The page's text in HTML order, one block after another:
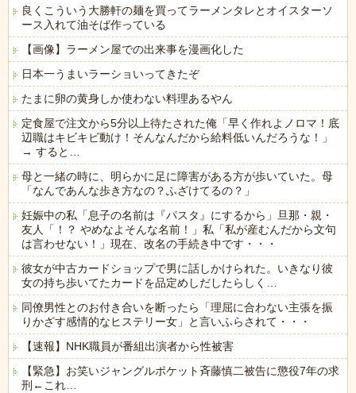
良くこういう大勝軒の麺を買ってラーメンタレとオイスターソ
ース入れて油そば作っている
【画像】ラーメン屋での出来事を漫画化した
日本一うまいラーショいってきたぞ
たまに卵の黄身しか使わない料理あるやん
定食屋で注文から5分以上待たされた俺「早く作れよノロマ！底
辺職はキビキビ動け！そんなんだから給料低いんだろうな！」
→ すると…
母と一緒の時に、明らかに足に障害がある方が歩いていた。母
「なんであんな歩き方なの？ふざけてるの？」
妊娠中の私「息子の名前は『パスタ』にするから」旦那・親・
友人「！？ やめなよそんな名前！」私「私が産むんだから文句
は言わせない！」現在、改名の手続き中です・・・
彼女が中古カードショップで男に話しかけられた。いきなり彼
女の持ち歩いてたカードを品定めしだしたらしく…
同僚男性とのお付き合いを断ったら「理屈に合わない主張を振
りかざす感情的なヒステリー女」と言いふらされて・・・
【速報】NHK職員が番組出演者から性被害
【緊急】お笑いジャングルポケット斉藤慎二被告に懲役7年の求
刑←これ…